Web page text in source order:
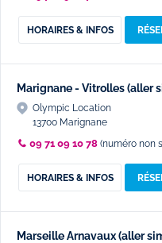
HORAIRES & INFOS
Marignane - Vitrolles (aller
Olympic Location
13700 Marignane
09 71 09 10 78 (numéro non
HORAIRES & INFOS
Marseille Arnavaux (aller